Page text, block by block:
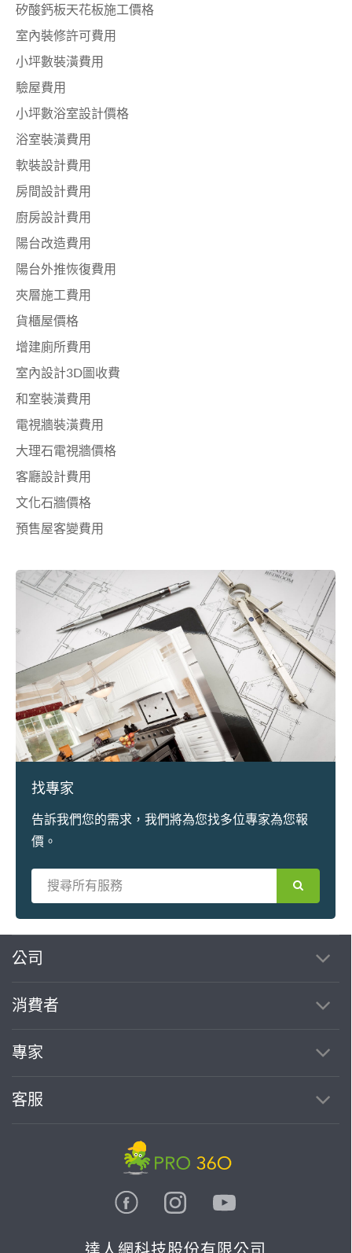
矽酸鈣板天花板施工價格
室內裝修許可費用
小坪數裝潢費用
驗屋費用
小坪數浴室設計價格
浴室裝潢費用
軟裝設計費用
房間設計費用
廚房設計費用
陽台改造費用
陽台外推恢復費用
夾層施工費用
貨櫃屋價格
增建廁所費用
室內設計3D圖收費
和室裝潢費用
電視牆裝潢費用
大理石電視牆價格
客廳設計費用
文化石牆價格
預售屋客變費用
找專家
告訴我們您的需求，我們將為您找多位專家為您報
價。
公司
消費者
專家
客服
繼續完成